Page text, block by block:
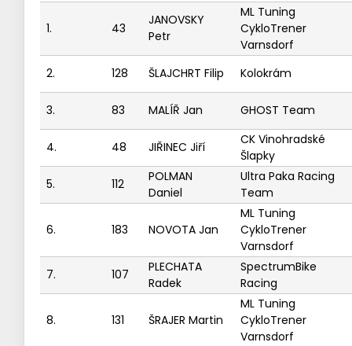
1. 43
JANOVSKY
Petr
ML Tuning
CykloTrener
Varnsdorf
2.
128 ŠLAJCHRT Filip Kolokrám
3. 83 MALÍŘ Jan GHOST Team
4. 48 JIŘINEC Jiří
CK Vinohradské
Šlapky
5.
112
POLMAN
Daniel
Ultra Paka Racing
Team
6. 183 NOVOTA Jan
ML Tuning
CykloTrener
Varnsdorf
7.
107
PLECHATA
Radek
SpectrumBike
Racing
8. 131 ŠRAJER Martin
ML Tuning
CykloTrener
Varnsdorf